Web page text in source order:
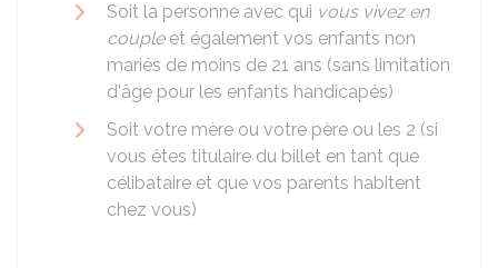
Soit la personne avec qui vous vivez en
coupleet également vos enfants non
mariés de moins de 21 ans (sans limitation
d'âge pour les enfants handicapés)
Soit votre mère ou votre père ou les 2 (si
vous êtes titulaire du billet en tant que
célibataire et que vos parents habitent
chez vous)